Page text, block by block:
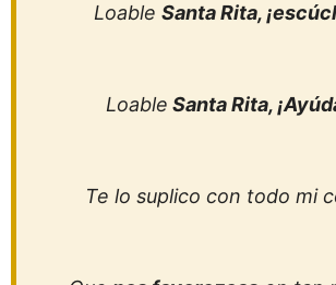
Loable Santa Rita,
Loable Santa Rita,
Te lo suplico con todo mi